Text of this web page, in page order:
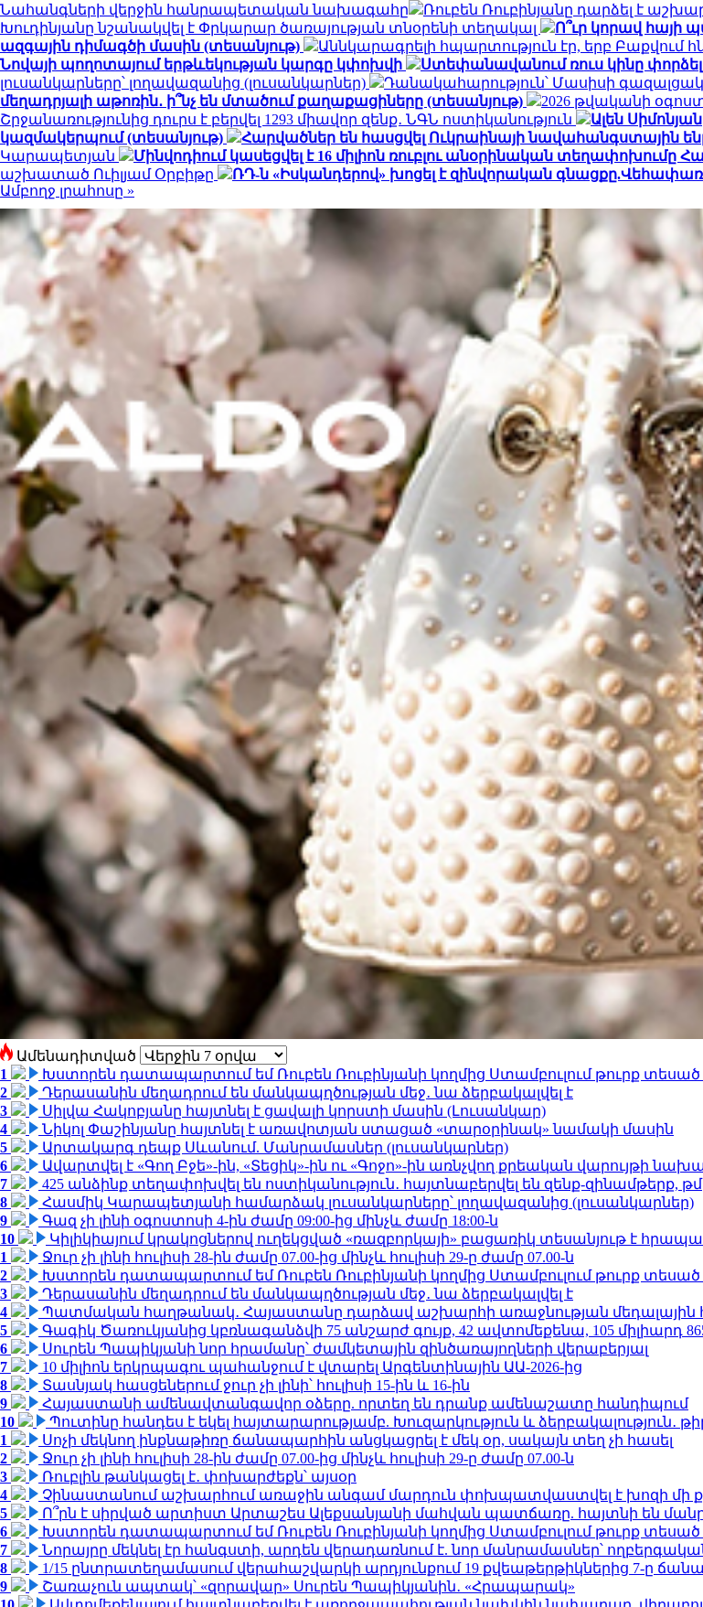
Նահանգների վերջին հանրապետական ​​նախագահը
Ռուբեն Ռուբինյանը դարձել է
Խուդինյանը նշանակվել է Փրկարար ծառայության տնօրենի տեղակալ
Ո՞ւր կորավ հայի
ազգային դիմագծի մասին (տեսանյութ)
Աննկարագրելի հպարտություն էր, երբ Բաքվում
Նովայի պողոտայում երթևեկության կարգը կփոխվի
Ստեփանավանում ռուս կինը փորձել
լուսանկարները՝ լողավազանից (լուսանկարներ)
Դանակահարություն՝ Մասիսի
մեղադրյալի աթոռին․ ի՞նչ են մտածում քաղաքացիները (տեսանյութ)
2026 թվականի
Շրջանառությունից դուրս է բերվել 1293 միավոր զենք․ ՆԳՆ ոստիկանություն
Ալեն
կազմակերպում (տեսանյութ)
Հարվածներ են հասցվել Ուկրաինայի նավահանգստային
Կարապետյան
Մինվոդիում կասեցվել է 16 միլիոն ռուբլու անօրինական տեղափոխումը
աշխատած Ուիլյամ Օրբիթը
ՌԴ-ն «Իսկանդերով» խոցել է զինվորական
Ամբողջ լրահոսը »
Ամենադիտված
1
Խստորեն դատապարտում եմ Ռուբեն Ռուբինյանի կողմից Ստամբուլում թուրք տեսած
2
Դերասանին մեղադրում են մանկապղծության մեջ․ նա ձերբակալվել է
3
Սիլվա Հակոբյանը հայտնել է ցավալի կորստի մասին (Լուսանկար)
4
Նիկոլ Փաշինյանը հայտնել է առավոտյան ստացած «տարօրինակ» նամակի մասին
5
Արտակարգ դեպք Սևանում. Մանրամասներ (լուսանկարներ)
6
Ավարտվել է «Գող Բջե»-ին, «Տեցիկ»-ին ու «Գոջո»-ին առնչվող քրեական վարույթի
7
425 անձինք տեղափոխվել են ոստիկանություն․ հայտնաբերվել են զենք-զինամթերք,
8
Հասմիկ Կարապետյանի համարձակ լուսանկարները՝ լողավազանից (լուսանկարներ)
9
Գազ չի լինի օգոստոսի 4-ին ժամը 09:00-ից մինչև ժամը 18:00-ն
10
Կիլիկիայում կրակոցներով ուղեկցված «ռազբորկայի» բացառիկ տեսանյութ է
1
Ջուր չի լինի հուլիսի 28-ին ժամը 07.00-ից մինչև հուլիսի 29-ը ժամը 07.00-ն
2
Խստորեն դատապարտում եմ Ռուբեն Ռուբինյանի կողմից Ստամբուլում թուրք տեսած
3
Դերասանին մեղադրում են մանկապղծության մեջ․ նա ձերբակալվել է
4
Պատմական հաղթանակ․ Հայաստանը դարձավ աշխարհի առաջնության մեդալային
5
Գագիկ Ծառուկյանից կբռնագանձվի 75 անշարժ գույք, 42 ավտոմեքենա, 105 միլիարդ
6
Սուրեն Պապիկյանի նոր հրամանը՝ ժամկետային զինծառայողների վերաբերյալ
7
10 միլիոն երկրպագու պահանջում է վտարել Արգենտինային ԱԱ-2026-ից
8
Տասնյակ հասցեներում ջուր չի լինի՝ հուլիսի 15-ին և 16-ին
9
Հայաստանի ամենավտանգավոր օձերը. որտեղ են դրանք ամենաշատը հանդիպում
10
Պուտինը հանդես է եկել հայտարարությամբ. Խուզարկություն և ձերբակալություն․
1
Սոչի մեկնող ինքնաթիռը ճանապարհին անցկացրել է մեկ օր, սակայն տեղ չի հասել
2
Ջուր չի լինի հուլիսի 28-ին ժամը 07.00-ից մինչև հուլիսի 29-ը ժամը 07.00-ն
3
Ռուբլին թանկացել է․ փոխարժեքն՝ այսօր
4
Չինաստանում աշխարհում առաջին անգամ մարդուն փոխպատվաստվել է խոզի մի
5
Ո՞րն է սիրված արտիստ Արտաշես Ալեքսանյանի մահվան պատճառը. հայտնի են
6
Խստորեն դատապարտում եմ Ռուբեն Ռուբինյանի կողմից Ստամբուլում թուրք տեսած
7
Նորայրը մեկնել էր հանգստի, արդեն վերադառնում է. նոր մանրամասներ՝
8
1/15 ընտրատեղամասում վերահաշվարկի արդյունքում 19 քվեաթերթիկներից 7-ը
9
Շառաչուն ապտակ՝ «զորավար» Սուրեն Պապիկյանին․ «Հրապարակ»